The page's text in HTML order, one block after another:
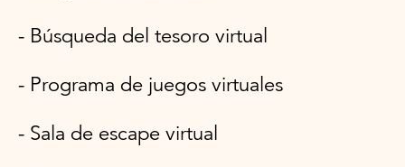
- Búsqueda del tesoro virtual
- Programa de juegos virtuales
- Sala de escape virtual